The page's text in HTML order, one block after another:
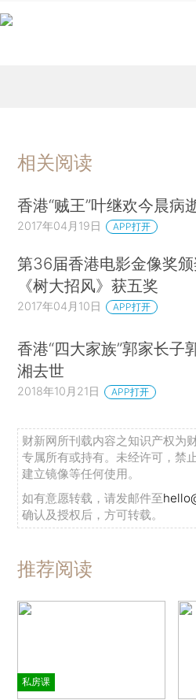
相关阅读
香港“贼王”叶继欢今晨病
2017年04月19日 APP打开
第36届香港电影金像奖
《树大招风》获五奖
2017年04月10日 APP打开
香港“四大家族”郭家长子
湘去世
2018年10月21日 APP打开
财新网所刊载内容之知识产权为
专属所有或持有。未经许可，禁
建立镜像等任何使用。
如有意愿转载，请发邮件至
确认及授权后，方可转载。
推荐阅读
私房课